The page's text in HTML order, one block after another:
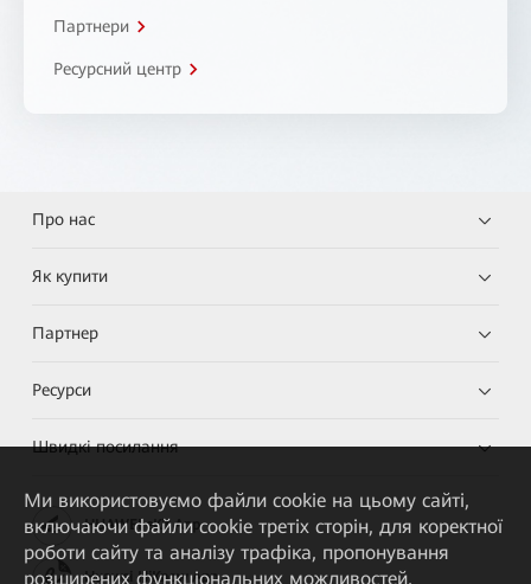
Партнери
Ресурсний центр
Про нас
Як купити
Партнер
Ресурси
Швидкі посилання
HUAWEI eKit App
Huawei HiKnow App
Ми використовуємо файли cookie на цьому сайті,
включаючи файли cookie третіх сторін, для коректної
роботи сайту та аналізу трафіка, пропонування
розширених функціональних можливостей,